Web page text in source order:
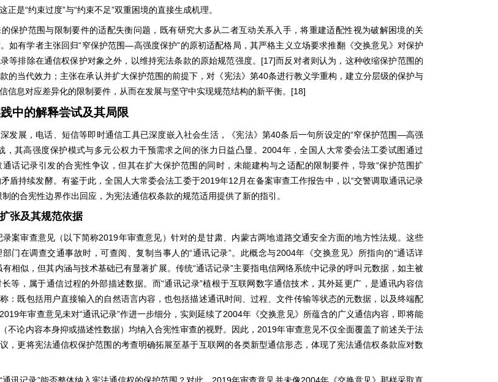
正是“约束过度”与“约束不足”双重困境的直接生成机理。
保护范围与限制要件的适配失衡问题，既有研究大多从二者互动关系入手，将重建适配性视为破解困境的关
如有学者主张回归“窄保护范围—高强度保护”的原初适配格局，其严格主义立场要求推翻《交换意见》对保护
等排除在通信权保护对象之外，以维持宪法条款的原始规范强度。 [17]而反对者则认为，这种收缩保护范围的
的当代效力；主张在承认并扩大保护范围的前提下，对《宪法》第40条进行教义学重构，建立分层级的保护与
信息对应差异化的限制要件，从而在发展与坚守中实现规范结构的新平衡。 [18]
中的解释尝试及其局限
发展，电话、短信等即时通信工具已深度嵌入社会生活，《宪法》第40条后一句所设定的“窄保护范围 —高强
，其高强度保护模式与多元公权力干预需求之间的张力日益凸显。2004年，全国人大常委会法工委试图通过
通话记录引发的合宪性争议，但其在扩大保护范围的同时，未能建构与之适配的限制要件，导致“保护范围扩
盾持续发酵。有鉴于此，全国人大常委会法工委于2019年12 月在备案审查工作报告中，以“交警调取通讯记录
的合宪性边界作出回应，为宪法通信权条款的规范适用提供了新的指引。
张及其规范依据
案审查意见（以下简称2019年审查意见）针对的是甘肃、内蒙古两地道路交通安全方面的地方性法规。这些
门在调查交通事故时，可查阅、复制当事人的“通讯记录”。此概念与2004年《交换意见》所指向的“通话详
有相似，但其内涵与技术基础已有显著扩展。传统“通话记录”主要指电信网络系统中记录的呼叫元数据，如主被
等，属于通信过程的外部描述数据。而“通讯记录”植根于互联网数字通信技术，其外延更广，是通讯内容信
：既包括用户直接输入的自然语言内容，也包括描述通讯时间、过程、文件传输等状态的元数据，以及终端配
2019年审查意见未对“通讯记录”作进一步细分，实则延续了2004年《交换意见》所蕴含的广义通信内容，即将能
不论内容本身抑或描述性数据）均纳入合宪性审查的视野。因此，2019年审查意见不仅全面覆盖了前述关于法
，更将宪法通信权保护范围的考查明确拓展至基于互联网的各类新型通信形态，体现了宪法通信权条款应对数